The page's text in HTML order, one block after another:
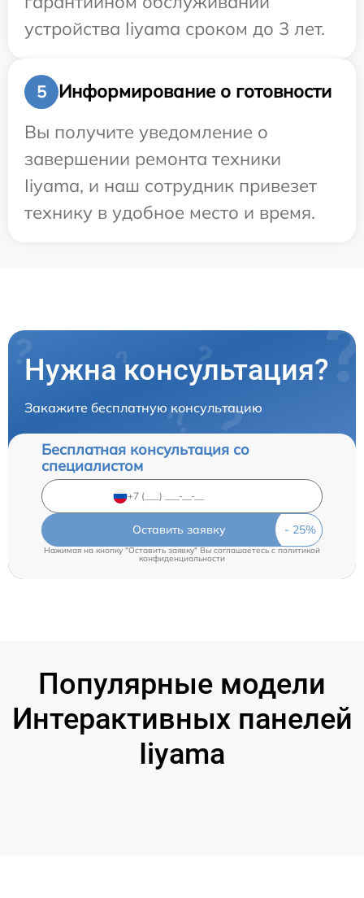
устройства Iiyama сроком до 3 лет.
5
Информирование о готовности
Вы получите уведомление о
завершении ремонта техники
Iiyama, и наш сотрудник привезет
технику в удобное место и время.
Нужна консультация?
Закажите бесплатную консультацию
Бесплатная консультация со
специалистом
Оставить заявку
Нажимая на кнопку "Оставить заявку" Вы соглашаетесь cполитикой
конфиденциальности
Популярные модели
Интерактивных панелей
Iiyama